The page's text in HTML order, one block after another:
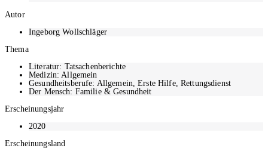
Autor
Ingeborg Wollschläger
Thema
Literatur: Tatsachenberichte
Medizin: Allgemein
Gesundheitsberufe: Allgemein, Erste Hilfe, Rettungsdienst
Der Mensch: Familie & Gesundheit
Erscheinungsjahr
2020
Erscheinungsland